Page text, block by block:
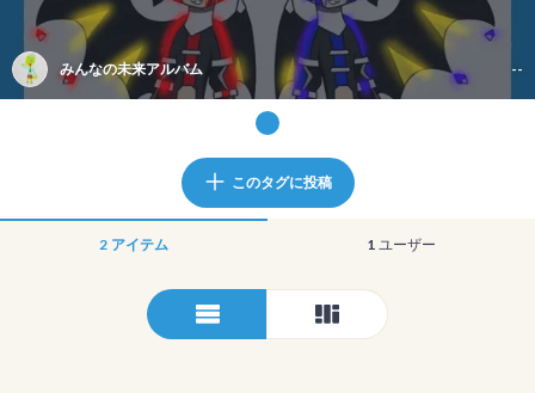
みんなの未来アルバム --
このタグに投稿
2 アイテム 1 ユーザー